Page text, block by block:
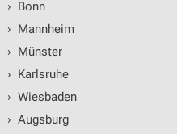
› Bonn
› Mannheim
› Münster
› Karlsruhe
› Wiesbaden
› Augsburg